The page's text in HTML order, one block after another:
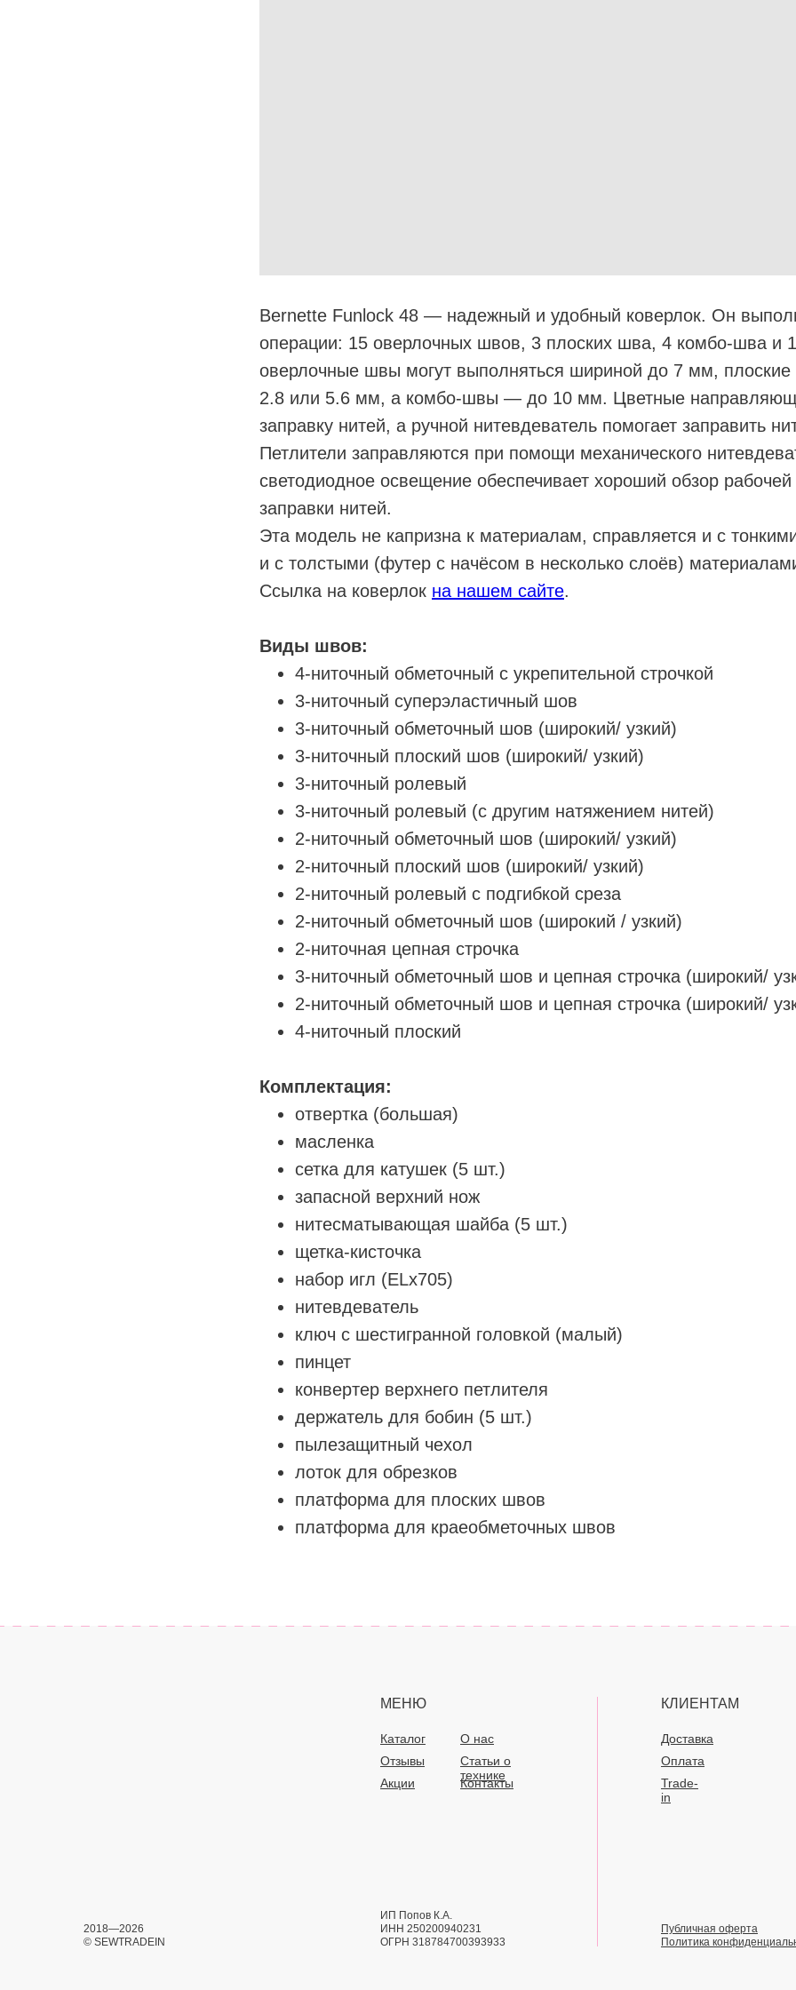
Bernette Funlock 48 — надежный и удобный коверлок. Он
операции: 15 оверлочных швов, 3 плоских шва, 4 комбо-шва и 1
оверлочные швы могут выполняться шириной до 7 мм,
2.8 или 5.6 мм, а комбо-швы — до 10 мм. Цветные
заправку нитей, а ручной нитевдеватель помогает заправить
Петлители заправляются при помощи механического
светодиодное освещение обеспечивает хороший обзор
заправки нитей.
Эта модель не капризна к материалам, справляется и с
и с толстыми (футер с начёсом в несколько слоёв)
Ссылка на коверлок на нашем сайте.
Виды швов:
4-ниточный обметочный с укрепительной строчкой
3-ниточный суперэластичный шов
3-ниточный обметочный шов (широкий/ узкий)
3-ниточный плоский шов (широкий/ узкий)
3-ниточный ролевый
3-ниточный ролевый (с другим натяжением нитей)
2-ниточный обметочный шов (широкий/ узкий)
2-ниточный плоский шов (широкий/ узкий)
2-ниточный ролевый с подгибкой среза
2-ниточный обметочный шов (широкий / узкий)
2-ниточная цепная строчка
3-ниточный обметочный шов и цепная строчка (широкий/
2-ниточный обметочный шов и цепная строчка (широкий/
4-ниточный плоский
Комплектация:
отвертка (большая)
масленка
сетка для катушек (5 шт.)
запасной верхний нож
нитесматывающая шайба (5 шт.)
щетка-кисточка
набор игл (ELx705)
нитевдеватель
ключ с шестигранной головкой (малый)
пинцет
конвертер верхнего петлителя
держатель для бобин (5 шт.)
пылезащитный чехол
лоток для обрезков
платформа для плоских швов
платформа для краеобметочных швов
МЕНЮ КЛИЕНТАМ
Каталог О нас
Доставка
Статьи о
технике
Оплата
Отзывы
Акции
Контакты
Trade-
in
ИП Попов К.А.
ИНН 250200940231
ОГРН 318784700393933
Политика
Публичная оферта
2018—2026
© SEWTRADEIN